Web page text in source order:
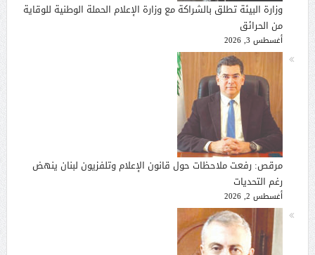
وزارة البيئة تطلق بالشراكة مع وزارة الإعلام الحملة الوطنية للوقاية
من الحرائق
أغسطس 3, 2026
مرقص: رفعت ملاحظات حول قانون الإعلام وتلفزيون لبنان ينهض
رغم التحديات
أغسطس 2, 2026